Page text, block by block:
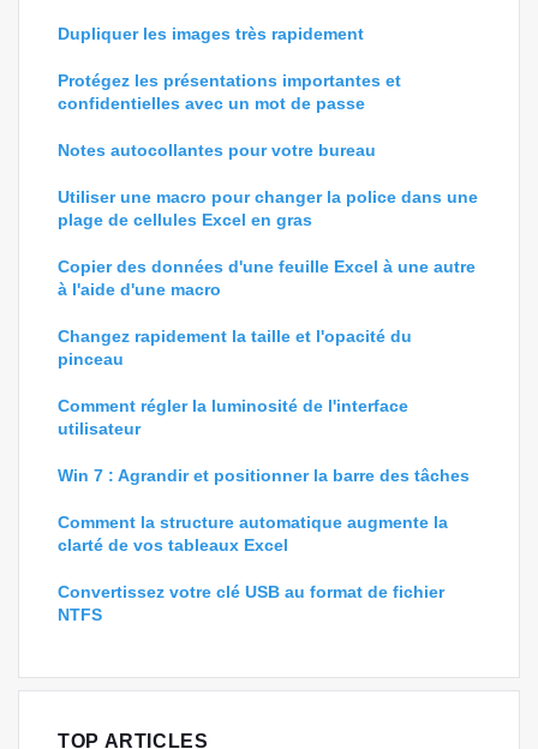
Dupliquer les images très rapidement
Protégez les présentations importantes et
confidentielles avec un mot de passe
Notes autocollantes pour votre bureau
Utiliser une macro pour changer la police dans une
plage de cellules Excel en gras
Copier des données d'une feuille Excel à une autre
à l'aide d'une macro
Changez rapidement la taille et l'opacité du
pinceau
Comment régler la luminosité de l'interface
utilisateur
Win 7 : Agrandir et positionner la barre des tâches
Comment la structure automatique augmente la
clarté de vos tableaux Excel
Convertissez votre clé USB au format de fichier
NTFS
TOP ARTICLES